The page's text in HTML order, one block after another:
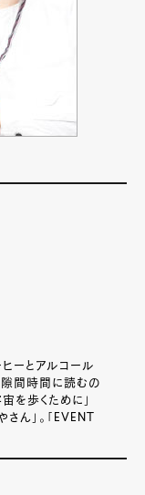
ーとアルコール
隙間時間に読むの
を歩くために」
さん」。「EVENT